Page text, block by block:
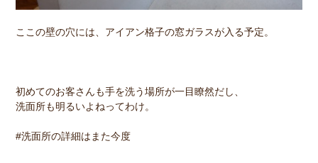
ここの壁の穴には、アイアン格子の窓ガラスが入る予定。
初めてのお客さんも手を洗う場所が一目瞭然だし、
洗面所も明るいよねってわけ。
#洗面所の詳細はまた今度